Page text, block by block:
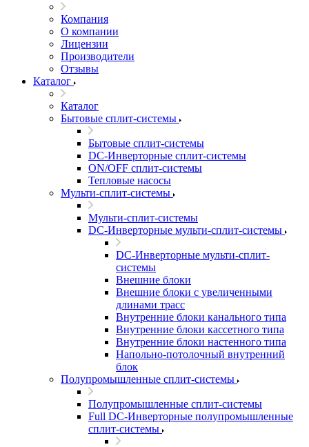
Компания
О компании
Лицензии
Производители
Отзывы
Каталог
Каталог
Бытовые сплит-системы
Бытовые сплит-системы
DC-Инверторные сплит-системы
ON/OFF сплит-системы
Тепловые насосы
Мульти-сплит-системы
Мульти-сплит-системы
DC-Инверторные мульти-сплит-системы
DC-Инверторные мульти-сплит-
системы
Внешние блоки
Внешние блоки с увеличенными
длинами трасс
Внутренние блоки канального типа
Внутренние блоки кассетного типа
Внутренние блоки настенного типа
Напольно-потолочный внутренний
блок
Полупромышленные сплит-системы
Полупромышленные сплит-системы
Full DC-Инверторные полупромышленные
сплит-системы